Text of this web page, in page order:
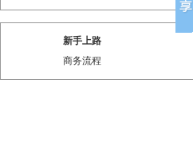
新手上路
商务流程